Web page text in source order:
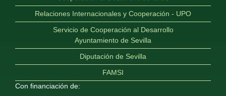
Relaciones Internacionales y Cooperación - UPO
Servicio de Cooperación al Desarrollo
Ayuntamiento de Sevilla
Diputación de Sevilla
FAMSI
Con financiación de: